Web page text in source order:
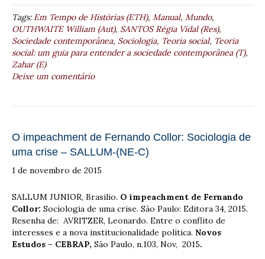
Tags:Em Tempo de Histórias (ETH), Manual, Mundo,
OUTHWAITE William (Aut), SANTOS Régia Vidal (Res),
Sociedade contemporânea, Sociologia, Teoria social, Teoria
social: um guia para entender a sociedade contemporânea (T),
Zahar (E)
Deixe um comentário
O impeachment de Fernando Collor: Sociologia de
uma crise – SALLUM-(NE-C)
1 de novembro de 2015
SALLUM JUNIOR, Brasilio. O impeachment de Fernando
Collor: Sociologia de uma crise. São Paulo: Editora 34, 2015.
Resenha de: AVRITZER, Leonardo. Entre o conflito de
interesses e a nova institucionalidade política. Novos
Estudos – CEBRAP, São Paulo, n.103, Nov, 2015.